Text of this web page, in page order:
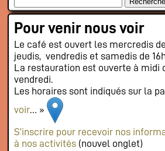
Pour venir nous voir
Le café est ouvert les mercredis de
jeudis, vendredis et samedis de
La restauration est ouverte à midi
vendredi.
Les horaires sont indiqués sur la
voir… »
S’inscrire pour recevoir nos
à nos activités(nouvel onglet)